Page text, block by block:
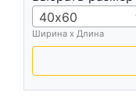
40х60
Ширина х Длина